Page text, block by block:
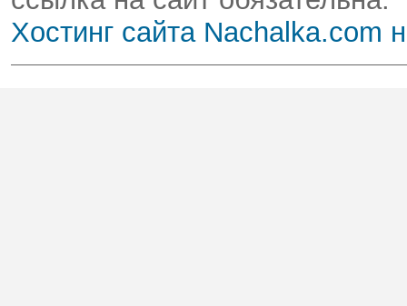
Хостинг сайта Nachalka.com